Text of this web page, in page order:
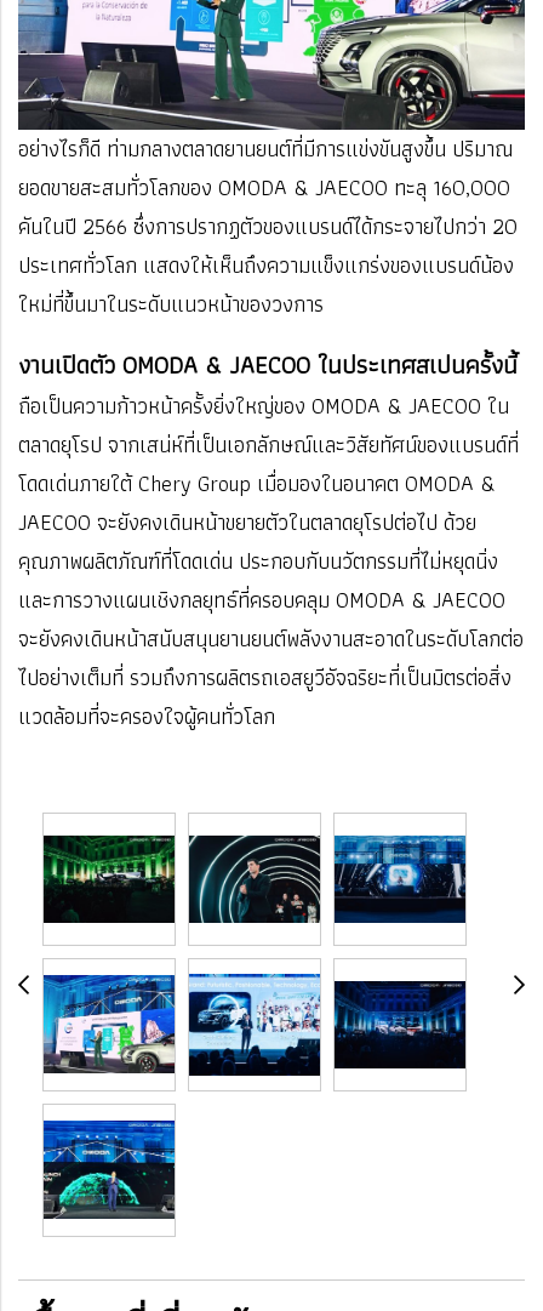
อย่างไรก็ดี ท่ามกลางตลาดยานยนต์ที่มีการแข่งขันสูงขึ้น ปริมาณ
ยอดขายสะสมทั่วโลกของ OMODA & JAECOO ทะลุ 160,000
คันในปี 2566 ซึ่งการปรากฏตัวของแบรนด์ได้กระจายไปกว่า 20
ประเทศทั่วโลก แสดงให้เห็นถึงความแข็งแกร่งของแบรนด์น้อง
ใหม่ที่ขึ้นมาในระดับแนวหน้าของวงการ
งานเปิดตัว OMODA & JAECOO ในประเทศสเปนครั้งนี้
ถือเป็นความก้าวหน้าครั้งยิ่งใหญ่ของ OMODA & JAECOO ใน
ตลาดยุโรป จากเสน่ห์ที่เป็นเอกลักษณ์และวิสัยทัศน์ของแบรนด์ที่
โดดเด่นภายใต้ Chery Group เมื่อมองในอนาคต OMODA &
JAECOO จะยังคงเดินหน้าขยายตัวในตลาดยุโรปต่อไป ด้วย
คุณภาพผลิตภัณฑ์ที่โดดเด่น ประกอบกับนวัตกรรมที่ไม่หยุดนิ่ง
และการวางแผนเชิงกลยุทธ์ที่ครอบคลุม OMODA & JAECOO
จะยังคงเดินหน้าสนับสนุนยานยนต์พลังงานสะอาดในระดับโลกต่อ
ไปอย่างเต็มที่ รวมถึงการผลิตรถเอสยูวีอัจฉริยะที่เป็นมิตรต่อสิ่ง
แวดล้อมที่จะครองใจผู้คนทั่วโลก